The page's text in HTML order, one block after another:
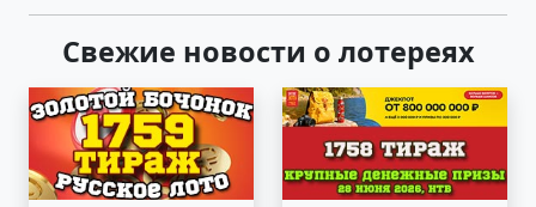
Свежие новости о лотереях